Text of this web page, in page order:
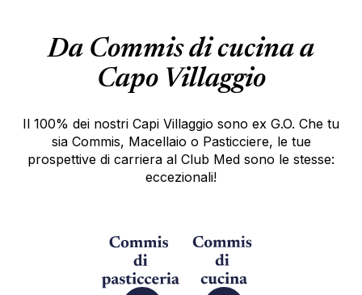
Da Commis di cucina a
Capo Villaggio
Il 100% dei nostri Capi Villaggio sono ex G.O. Che tu
sia Commis, Macellaio o Pasticciere, le tue
prospettive di carriera al Club Med sono le stesse:
eccezionali!